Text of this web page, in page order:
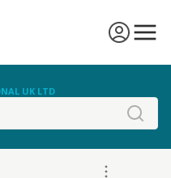
UK LTD